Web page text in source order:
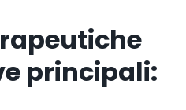
principali: